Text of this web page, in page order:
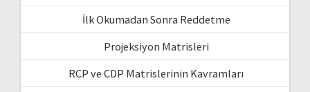
İlk Okumadan Sonra Reddetme
Projeksiyon Matrisleri
RCP ve CDP Matrislerinin Kavramları